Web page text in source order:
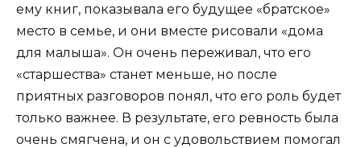
ему книг, показывала его будущее «братское»
место в семье, и они вместе рисовали «дома
для малыша». Он очень переживал, что его
«старшества» станет меньше, но после
приятных разговоров понял, что его роль будет
только важнее. В результате, его ревность была
очень смягчена, и он с удовольствием помогал